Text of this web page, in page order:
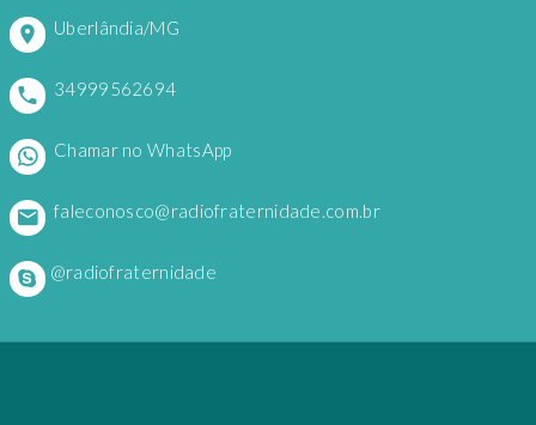
Uberlândia/MG
34999562694
Chamar no WhatsApp
faleconosco@radiofraternidade.com.br
@radiofraternidade